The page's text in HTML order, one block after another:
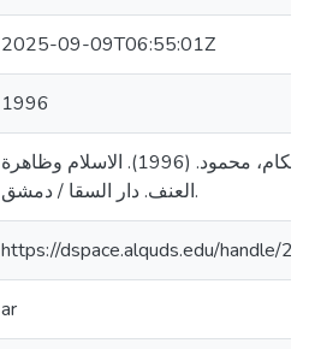
2025-09-09T06:55:01Z
1996
سعيد، جودت، وعكام، محمود. (1996). الاسلام وظاهرة
العنف. دار السقا / دمشق.
https://dspace.alquds.edu/handle/
ar